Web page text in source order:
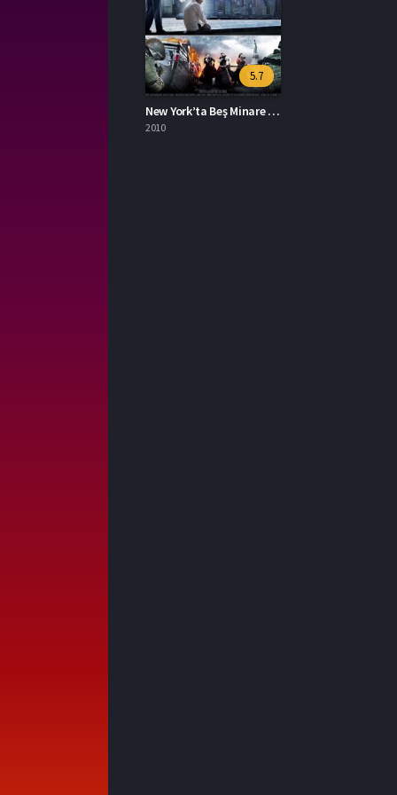
5.7
New York’ta Beş Minare İzle
2010